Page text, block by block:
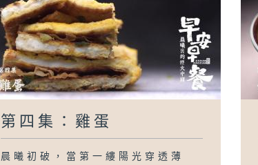
第四集：雞蛋
晨曦初破，當第一縷陽光穿透薄